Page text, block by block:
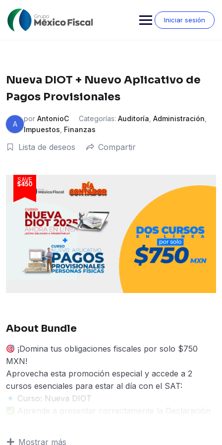
contenido
Iniciar sesión
Nueva DIOT + Nuevo Aplicativo de
Pagos Provisionales
A
por AntonioC Categorías: Auditoría Administración
Impuestos Finanzas
Lista de deseos Compartir
SAVE
$450
About Bundle
¡Domina tus obligaciones fiscales por solo $750
MXN!
Aprovecha esta promoción especial y accede a 2
cursos esenciales para estar al día con el SAT:
Curso: Nueva DIOT
Aprende a presentar correctamente la Declaración
nuevo esquema.
Mostrar más